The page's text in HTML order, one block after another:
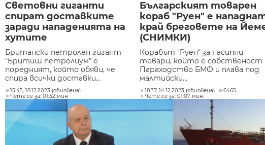
Световни гиганти
спират доставките
заради нападенията на
хутите
Британски петролен гигант
"Бритиш петролиум" е
поредният, който обяви, че
спира всички доставки...
15:45, 18.12.2023 (обновена)
Чете се за: 01:32 мин.
Българският товарен
кораб "Руен" е
край бреговете на
(СНИМКИ)
Корабът "Руен" за насипни
товари, който е собственост
Параходство БМФ и плава под
малтийски...
18:37, 14.12.2023 (обновена)
6465
Чете се за: 01:07 мин.